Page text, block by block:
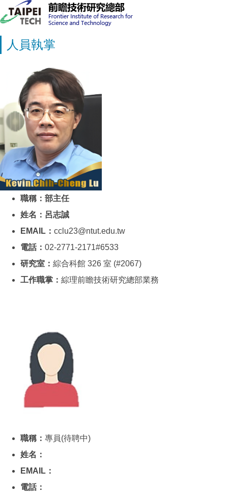
人員執掌
職稱：部主任
姓名：呂志誠
EMAIL： cclu23@ntut.edu.tw
電話： 02-2771-2171#6533
研究室： 綜合科館 326 室 (#2067)
工作職掌： 綜理前瞻技術研究總部業務
職稱： 專員(待聘中)
姓名：
EMAIL：
電話：